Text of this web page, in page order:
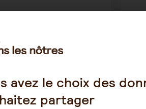
avez le choix des
partager